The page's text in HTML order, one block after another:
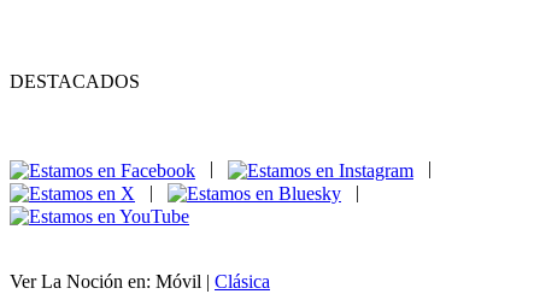
DESTACADOS
|
|
Ver La Noción en: Móvil | Clásica